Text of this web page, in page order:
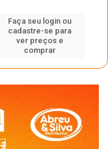
Faça seu login ou
cadastre-se para
ver preços e
comprar